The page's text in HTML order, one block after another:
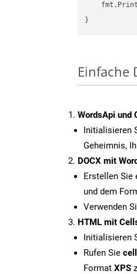
Einfache
WordsApi und
Initialisieren
Geheimnis,
DOCX mit
Erstellen Sie
und dem
Verwenden
HTML mit
Initialisieren
Rufen Sie
Format XPS